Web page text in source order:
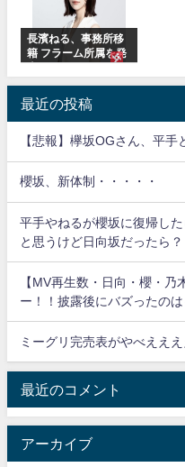
長濱ねる、事務所移
籍 フラーム所属を発
最近の投稿
【悲報】欅坂OGさん、平
櫻坂、新体制・・・・・
平手やねるが櫻坂に復帰し
と思うけど日向坂だったら？
【MV再生数・日向・櫻・
ー！！披露後にバズったの
ミーグリ完売表がやべえええ
最近のコメント
アーカイブ